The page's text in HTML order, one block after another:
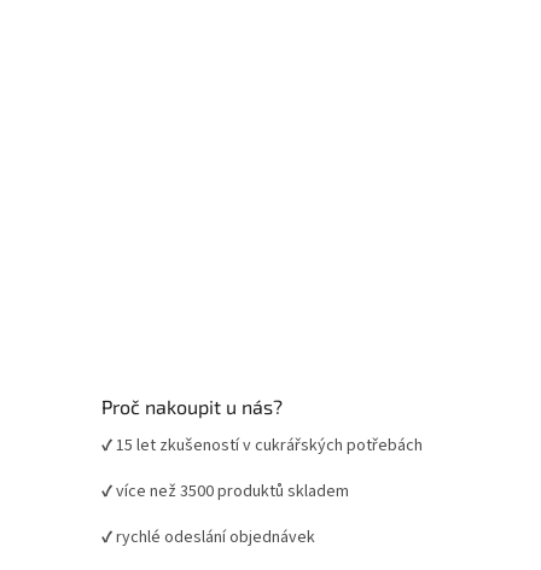
Proč nakoupit u nás?
✔ 15 let zkušeností v cukrářských potřebách
✔ více než 3500 produktů skladem
✔ rychlé odeslání objednávek